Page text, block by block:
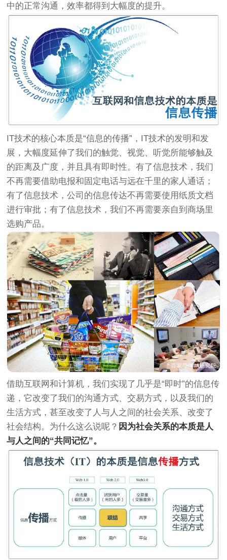
中的正常沟通，效率都得到大幅度的提升。
IT技术的核心本质是“信息的传播”，IT技术的发明和发
展，大幅度延伸了我们的触觉、视觉、听觉所能够触及
的距离及广度，并且具有即时性。有了信息技术，我们
不再需要借助电报和固定电话与远在千里的家人通话；
有了信息技术，公司的信息传达不再需要使用纸质文档
进行审批；有了信息技术，我们不再需要亲自到商场里
选购产品。
借助互联网和计算机，我们实现了几乎是“即时”的信息传
递，它改变了我们的沟通方式、交易方式，以及我们的
生活方式，甚至改变了人与人之间的社会关系、改变了
社会结构。为什么这么说呢？ 因为社会关系的本质是人
与人之间的“共同记忆”。